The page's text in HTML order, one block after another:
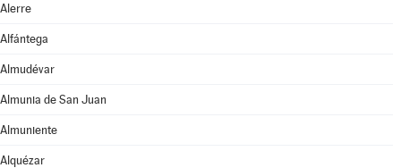
Alerre
Alfántega
Almudévar
Almunia de San Juan
Almuniente
Alquézar